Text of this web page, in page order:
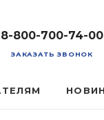
8-800-700-74-00
ЗАКАЗАТЬ ЗВОНОК